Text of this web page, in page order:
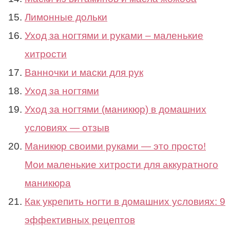
Лимонные дольки
Уход за ногтями и руками – маленькие
хитрости
Ванночки и маски для рук
Уход за ногтями
Уход за ногтями (маникюр) в домашних
условиях — отзыв
Маникюр своими руками — это просто!
Мои маленькие хитрости для аккуратного
маникюра
Как укрепить ногти в домашних условиях: 9
эффективных рецептов